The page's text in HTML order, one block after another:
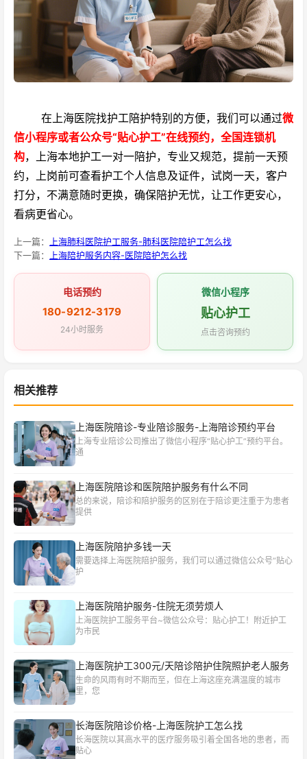
在上海医院找护工陪护特别的方便，我们可以通过微
信小程序或者公众号“贴心护工”在线预约，全国连锁机
构，上海本地护工一对一陪护，专业又规范，提前一天预
约，上岗前可查看护工个人信息及证件，试岗一天，客户
打分，不满意随时更换，确保陪护无忧，让工作更安心，
看病更省心。
上一篇：
上海肺科医院护工服务-肺科医院陪护工怎么找
下一篇：
上海陪护服务内容-医院陪护怎么找
电话预约
180-9212-3179
24小时服务
微信小程序
贴心护工
点击咨询预约
相关推荐
上海医院陪诊-专业陪诊服务-上海陪诊预约平台
上海专业陪诊公司推出了微信小程序“贴心护工”预约平台。
通
上海医院陪诊和医院陪护服务有什么不同
总的来说，陪诊和陪护服务的区别在于陪诊更注重于为患者
提供
上海医院陪护多钱一天
需要选择上海医院陪护服务，我们可以通过微信公众号“贴心
护
上海医院陪护服务-住院无须劳烦人
上海医院护工服务平台~微信公众号：贴心护工！附近护工
为市民
上海医院护工300元/天陪诊陪护住院照护老人服务
生命的风雨有时不期而至，但在上海这座充满温度的城市
里，您
长海医院陪诊价格-上海医院护工怎么找
长海医院以其高水平的医疗服务吸引着全国各地的患者，而
贴心